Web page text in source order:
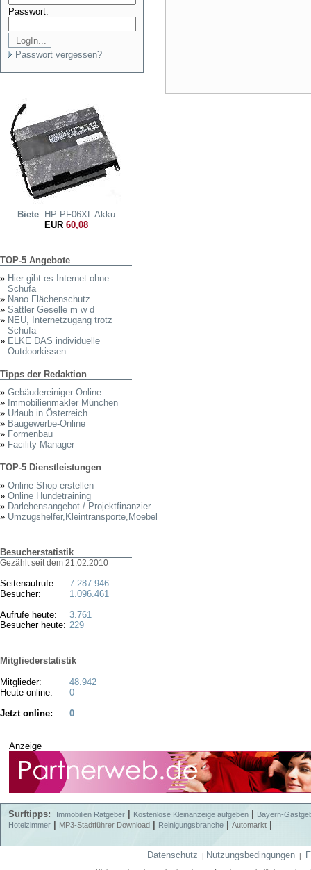
Passwort:
Passwort vergessen?
Biete: HP PF06XL Akku
EUR60,08
TOP-5 Angebote
» Hier gibt es Internet ohne
Schufa
» Nano Flächenschutz
» Sattler Geselle m w d
» NEU, Internetzugang trotz
Schufa
» ELKE DAS individuelle
Outdoorkissen
Tipps der Redaktion
» Gebäudereiniger-Online
» Immobilienmakler München
» Urlaub in Österreich
» Baugewerbe-Online
» Formenbau
» Facility Manager
TOP-5 Dienstleistungen
» Online Shop erstellen
» Online Hundetraining
» Darlehensangebot / Projektfinanzier
» Umzugshelfer,Kleintransporte,Moebel
Besucherstatistik
Gezählt seit dem 21.02.2010
Seitenaufrufe:
Besucher:
Aufrufe heute:
Besucher heute:
7.287.946
1.096.461
3.761
229
Mitgliederstatistik
Mitglieder:
Heute online:
48.942
0
Jetzt online:
0
Anzeige
Surftipps: Immobilien Ratgeber Kostenlose Kleinanzeige aufgeben
Bayern-
Hotelzimmer
MP3-Stadtführer Download Reinigungsbranche Automarkt
Datenschutz | Nutzungsbedingungen |